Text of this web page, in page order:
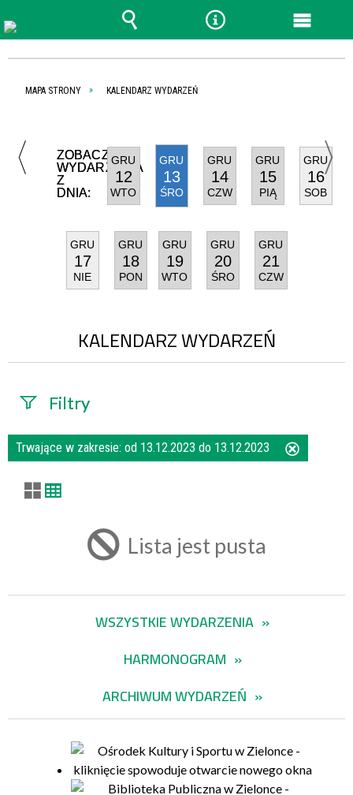
MAPA STRONY KALENDARZ WYDARZEŃ
ZOBACZ
WYDARZENIA
Z
DNIA:
GRU
12
WTO
GRU
13
ŚRO
GRU
14
CZW
GRU
15
PIĄ
GRU
16
SOB
GRU
17
NIE
GRU
18
PON
GRU
19
WTO
GRU
20
ŚRO
GRU
21
CZW
KALENDARZ WYDARZEŃ
Filtry
Szukana fraza
zakresie
Trwające w zakresie: od 13.12.2023 do 13.12.2023
Lista jest pusta
WSZYSTKIE WYDARZENIA
HARMONOGRAM
ARCHIWUM WYDARZEŃ
WyszukiwarkaNarzędziaMenu